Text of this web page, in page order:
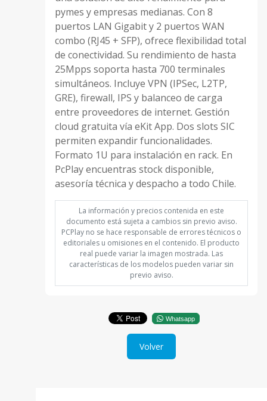
pymes y empresas medianas. Con 8
puertos LAN Gigabit y 2 puertos WAN
combo (RJ45 + SFP), ofrece flexibilidad total
de conectividad. Su rendimiento de hasta
25Mpps soporta hasta 700 terminales
simultáneos. Incluye VPN (IPSec, L2TP,
GRE), firewall, IPS y balanceo de carga
entre proveedores de internet. Gestión
cloud gratuita vía eKit App. Dos slots SIC
permiten expandir funcionalidades.
Formato 1U para instalación en rack. En
PcPlay encuentras stock disponible,
asesoría técnica y despacho a todo Chile.
La información y precios contenida en este
documento está sujeta a cambios sin previo aviso.
PCPlay no se hace responsable de errores técnicos o
editoriales u omisiones en el contenido. El producto
real puede variar la imagen mostrada. Las
características de los modelos pueden variar sin
previo aviso.
Whatsapp
Volver